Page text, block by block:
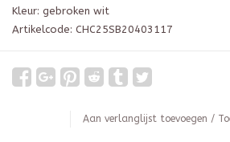
Kleur: gebroken wit
Artikelcode: CHC25SB20403117
Aan verlanglijst toevoegen /